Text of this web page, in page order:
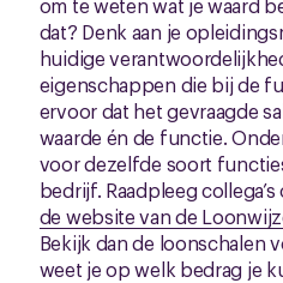
dat? Denk aan je
huidige
eigenschappen die bij de
ervoor dat het gevraagde
waarde én de functie.
voor dezelfde soort
bedrijf. Raadpleeg
de website van de
Bekijk dan de loonschalen
weet je op welk bedrag je